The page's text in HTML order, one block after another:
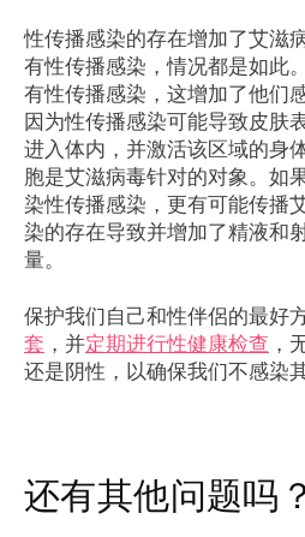
性传播感染的存在增加了艾滋
有性传播感染，情况都是如此
有性传播感染，这增加了他们
因为性传播感染可能导致皮肤
进入体内，并激活该区域的身
胞是艾滋病毒针对的对象。如
染性传播感染，更有可能传播
染的存在导致并增加了精液和
量。
保护我们自己和性伴侶的最好
套 ，并定期进行性健康检查 ，
还是阴性，以确保我们不感染
还有其他问题吗？